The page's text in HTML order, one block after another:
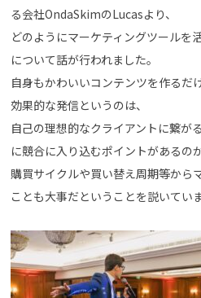
る会社OndaSkimのLucasより、
どのようにマーケティングツールを
について話が行われました。
自身もかわいいコンテンツを作るだ
効果的な発信というのは、
自己の理想的なクライアントに繋が
に競合に入り込むポイントがあるのか
購買サイクルや買い替え周期等から
ことも大事だということを説いてい